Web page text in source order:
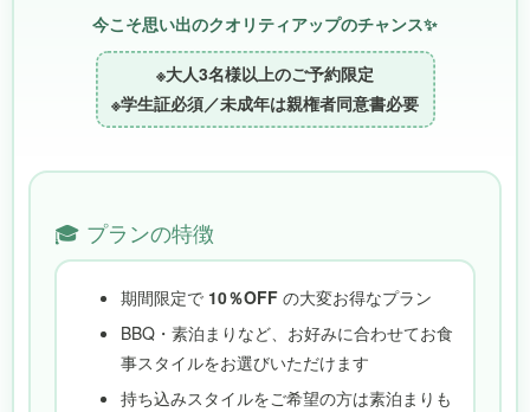
今こそ思い出のクオリティアップのチャンス✨
※大人3名様以上のご予約限定
※学生証必須／未成年は親権者同意書必要
🎓 プランの特徴
期間限定で 10％OFFの大変お得なプラン
BBQ・素泊まりなど、お好みに合わせてお食
事スタイルをお選びいただけます
持ち込みスタイルをご希望の方は素泊まりも